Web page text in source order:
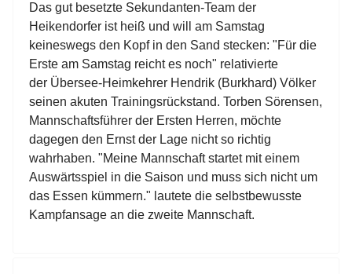
Das gut besetzte Sekundanten-Team der
Heikendorfer ist heiß und will am Samstag
keineswegs den Kopf in den Sand stecken: "Für die
Erste am Samstag reicht es noch" relativierte
der Übersee-Heimkehrer Hendrik (Burkhard) Völker
seinen akuten Trainingsrückstand. Torben Sörensen,
Mannschaftsführer der Ersten Herren, möchte
dagegen den Ernst der Lage nicht so richtig
wahrhaben. "Meine Mannschaft startet mit einem
Auswärtsspiel in die Saison und muss sich nicht um
das Essen kümmern." lautete die selbstbewusste
Kampfansage an die zweite Mannschaft.